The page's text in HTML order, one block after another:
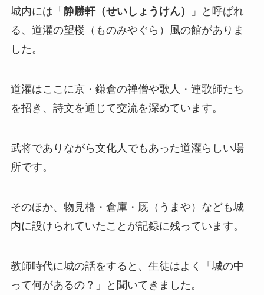
城内には「 静勝軒（せいしょうけん）
」と呼ばれ
る、道灌の望楼（ものみやぐら）風の館がありま
した。
道灌はここに京・鎌倉の禅僧や歌人・連歌師たち
を招き、詩文を通じて交流を深めています。
武将でありながら文化人でもあった道灌らしい場
所です。
そのほか、物見櫓・倉庫・厩（うまや）なども城
内に設けられていたことが記録に残っています。
教師時代に城の話をすると、生徒はよく「城の中
って何があるの？」と聞いてきました。